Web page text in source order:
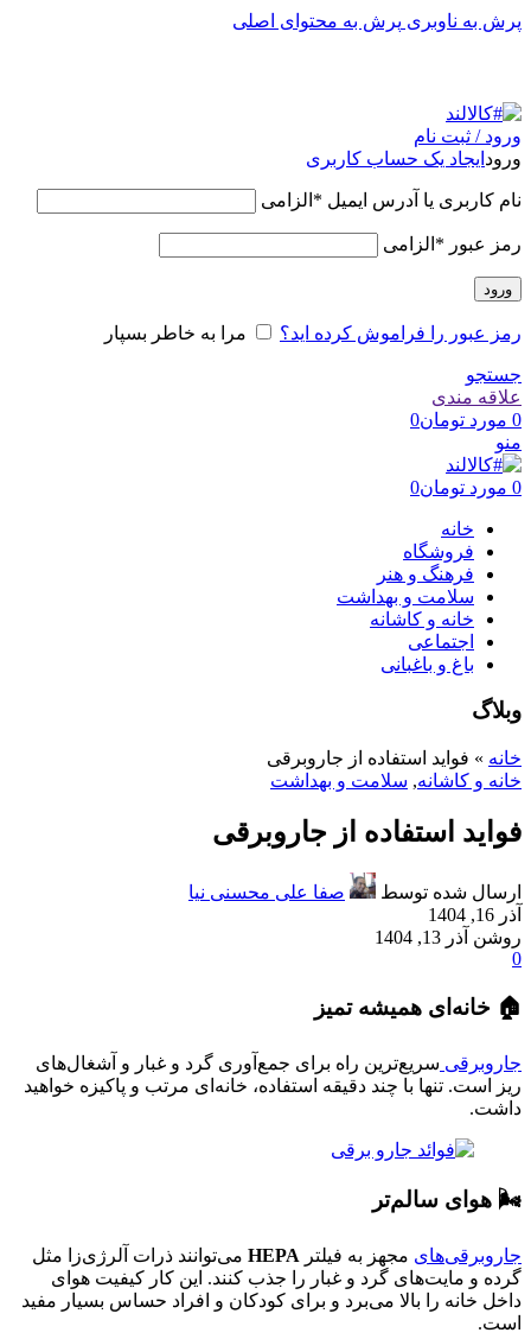
پرش به ناوبری پرش به محتوای اصلی
ورود / ثبت نام
ورود ایجاد یک حساب کاربری
نام کاربری یا آدرس ایمیل * الزامی
رمز عبور * الزامی
ورود
رمز عبور را فراموش کرده اید؟ مرا به خاطر بسپار
جستجو
علاقه مندی
0 مورد تومان0
منو
0 مورد تومان0
خانه
فروشگاه
فرهنگ و هنر
سلامت و بهداشت
خانه و کاشانه
اجتماعی
باغ و باغبانی
وبلاگ
خانه » فواید استفاده از جاروبرقی
خانه و کاشانه, سلامت و بهداشت
فواید استفاده از جاروبرقی
ارسال شده توسط
صفا علی محسنی نیا
آذر 16, 1404
روشن آذر 13, 1404
0
🏠 خانه‌ای همیشه تمیز
جاروبرقی سریع‌ترین راه برای جمع‌آوری گرد و غبار و آشغال‌های
ریز است. تنها با چند دقیقه استفاده، خانه‌ای مرتب و پاکیزه خواهید
داشت.
🌬️ هوای سالم‌تر
جاروبرقی‌های مجهز به فیلتر HEPA می‌توانند ذرات آلرژی‌زا مثل
گرده و مایت‌های گرد و غبار را جذب کنند. این کار کیفیت هوای
داخل خانه را بالا می‌برد و برای کودکان و افراد حساس بسیار مفید
است.